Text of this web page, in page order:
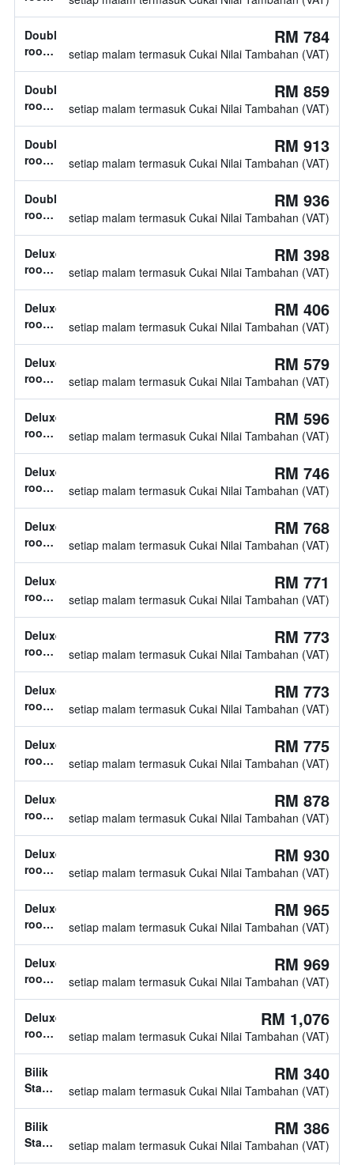
diketahui
katil
twin
Double
room,
katil
tidak
diketahui
RM 784
setiap malam termasuk Cukai Nilai Tambahan (VAT)
Double
room,
katil
tidak
diketahui
RM 859
setiap malam termasuk Cukai Nilai Tambahan (VAT)
Double
room,
katil
tidak
diketahui
RM 913
setiap malam termasuk Cukai Nilai Tambahan (VAT)
Double
room,
katil
tidak
diketahui
RM 936
setiap malam termasuk Cukai Nilai Tambahan (VAT)
Deluxe
room,
katil
double
RM 398
setiap malam termasuk Cukai Nilai Tambahan (VAT)
Deluxe
room,
katil
tidak
diketahui
RM 406
setiap malam termasuk Cukai Nilai Tambahan (VAT)
Deluxe
room,
katil
tidak
diketahui
RM 579
setiap malam termasuk Cukai Nilai Tambahan (VAT)
Deluxe
room,
katil
double
RM 596
setiap malam termasuk Cukai Nilai Tambahan (VAT)
Deluxe
room,
katil
double
RM 746
setiap malam termasuk Cukai Nilai Tambahan (VAT)
Deluxe
room,
katil
tidak
diketahui
RM 768
setiap malam termasuk Cukai Nilai Tambahan (VAT)
Deluxe
room,
katil
tidak
diketahui
RM 771
setiap malam termasuk Cukai Nilai Tambahan (VAT)
Deluxe
room,
katil
tidak
diketahui
RM 773
setiap malam termasuk Cukai Nilai Tambahan (VAT)
Deluxe
room,
katil
tidak
diketahui
RM 773
setiap malam termasuk Cukai Nilai Tambahan (VAT)
Deluxe
room,
katil
double
RM 775
setiap malam termasuk Cukai Nilai Tambahan (VAT)
Deluxe
room,
katil
tidak
diketahui
RM 878
setiap malam termasuk Cukai Nilai Tambahan (VAT)
Deluxe
room,
katil
double
RM 930
setiap malam termasuk Cukai Nilai Tambahan (VAT)
Deluxe
room,
katil
tidak
diketahui
RM 965
setiap malam termasuk Cukai Nilai Tambahan (VAT)
Deluxe
room,
katil
tidak
diketahui
RM 969
setiap malam termasuk Cukai Nilai Tambahan (VAT)
Deluxe
room,
katil
double
RM 1,076
setiap malam termasuk Cukai Nilai Tambahan (VAT)
Bilik
Standard,
katil
twin
RM 340
setiap malam termasuk Cukai Nilai Tambahan (VAT)
Bilik
Standard,
RM 386
setiap malam termasuk Cukai Nilai Tambahan (VAT)